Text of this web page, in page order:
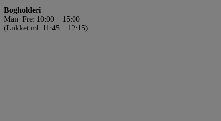
Bogholderi
Man–Fre: 10:00 – 15:00
(Lukket ml. 11:45 – 12:15)